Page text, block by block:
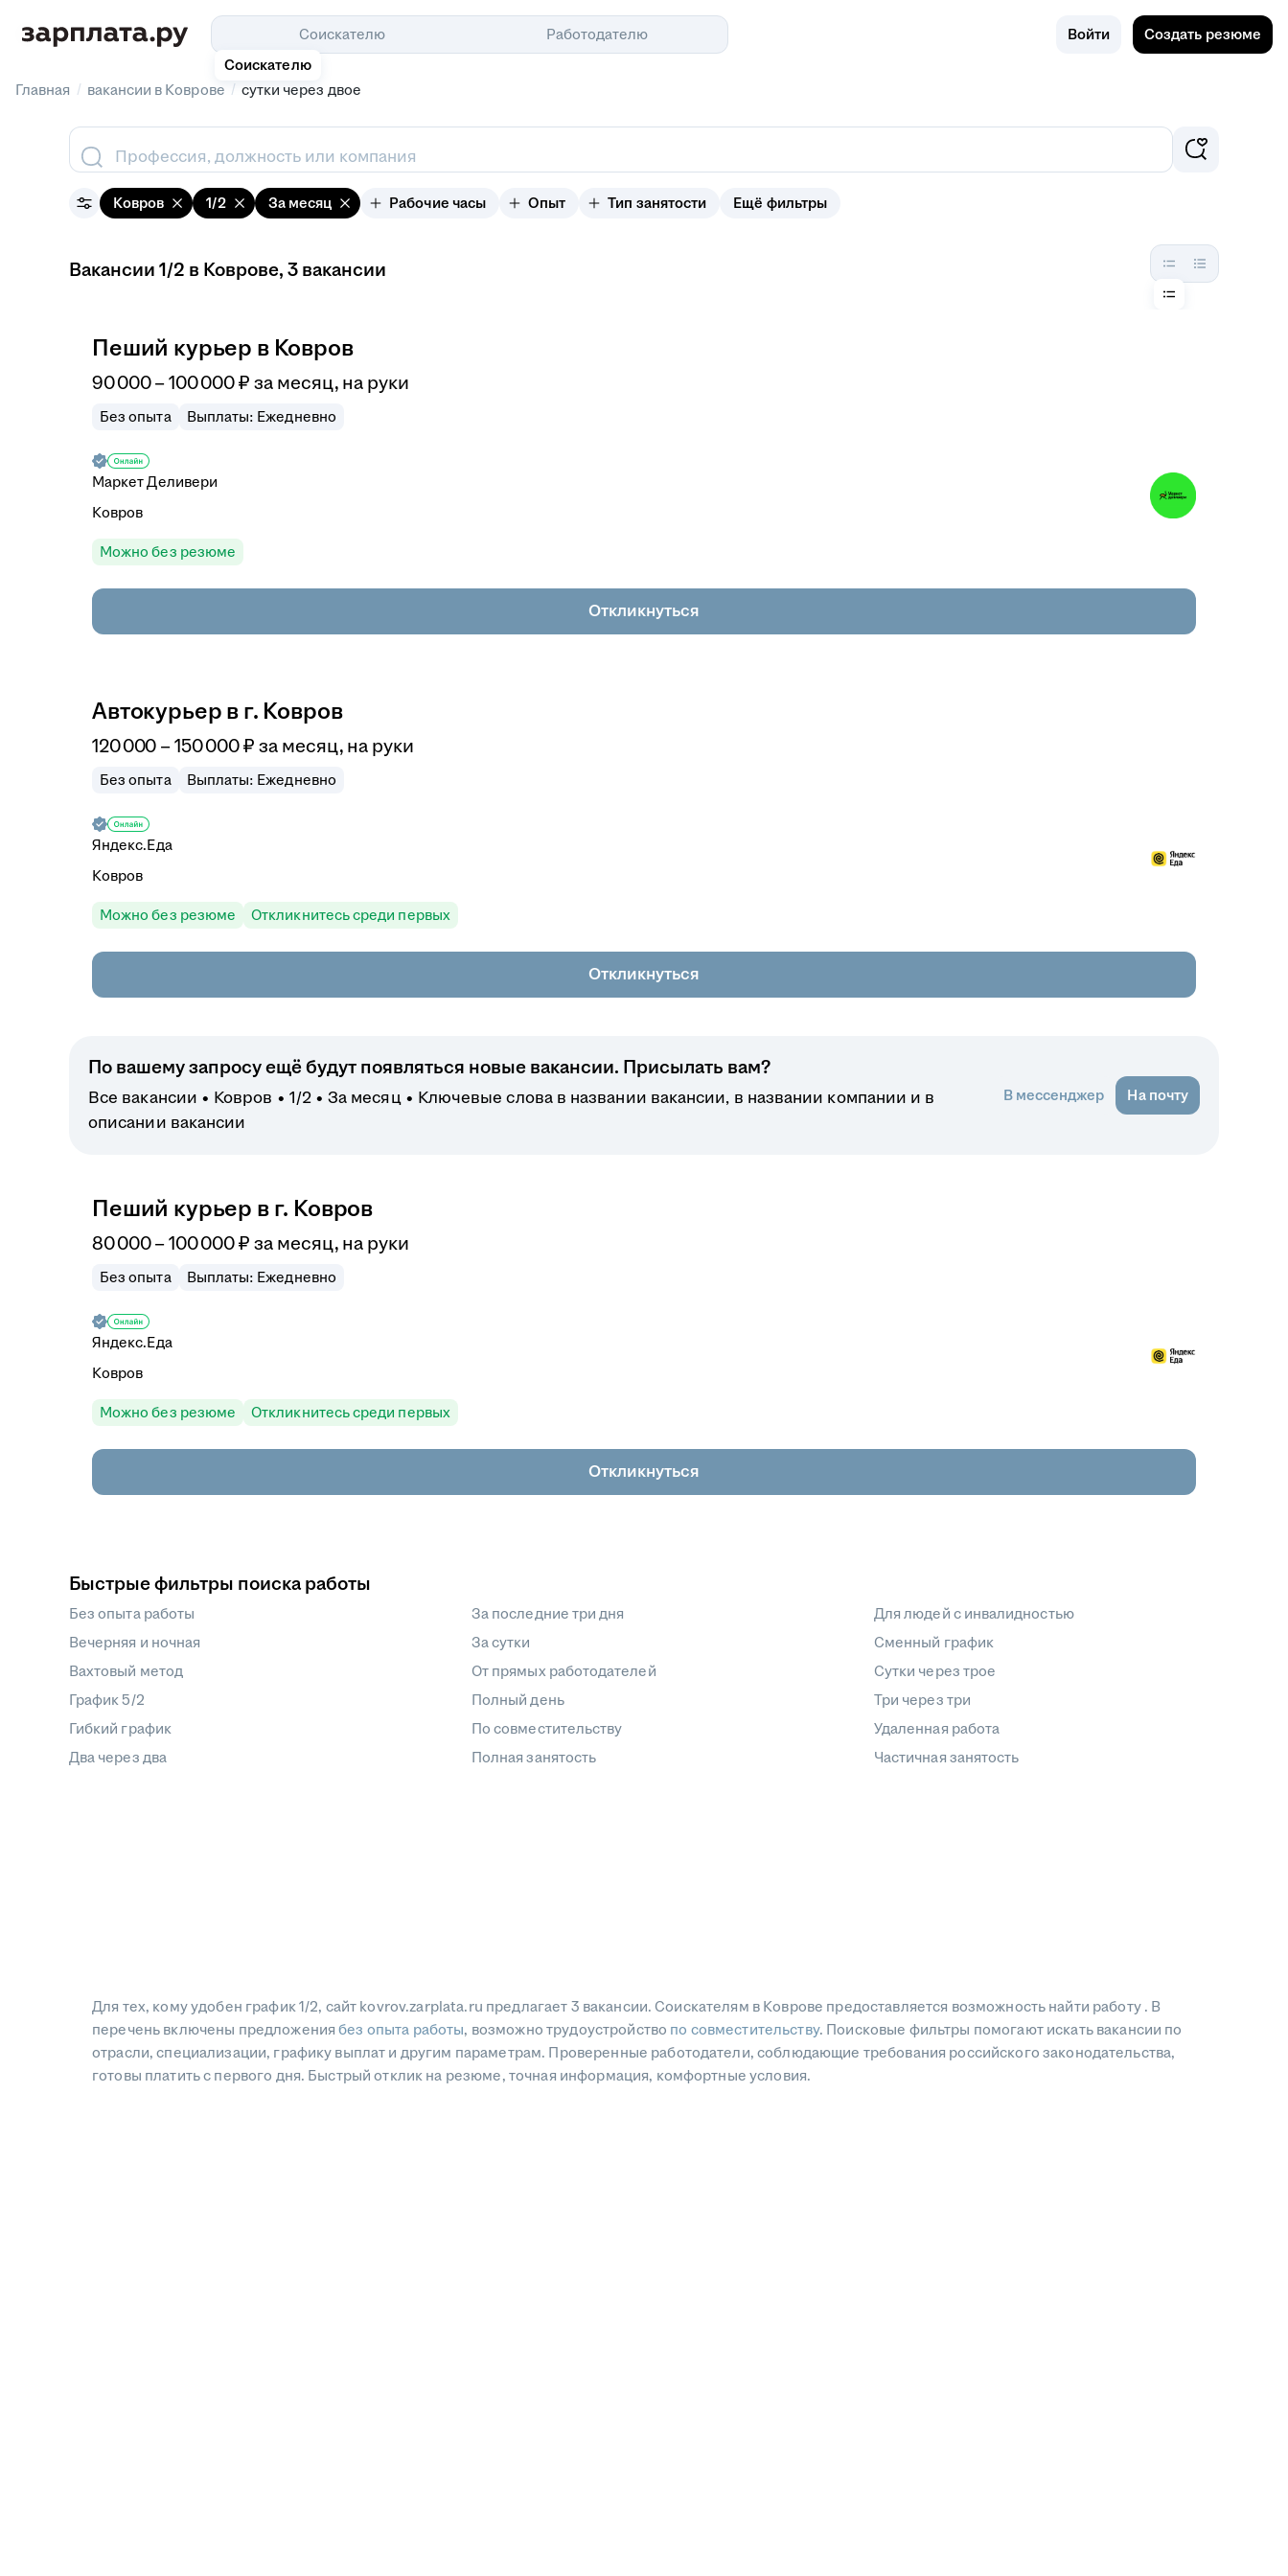
Соискателю
Соискателю
Работодателю Войти Создать резюме
Главная / вакансии в Коврове / сутки через двое
Профессия, должность или компания
Ковров 1/2 За месяц Рабочие часы Опыт Тип занятости Ещё фильтры
Вакансии 1/2 в Коврове, 3 вакансии
Пеший курьер в Ковров
90 000–100 000₽ за месяц, на руки
Без опыта Выплаты: Ежедневно
Маркет Деливери
Ковров
Можно без резюме
Откликнуться
Автокурьер в г. Ковров
120 000 –150 000₽ за месяц, на руки
Без опыта Выплаты: Ежедневно
Яндекс.Еда
Ковров
Можно без резюме Откликнитесь среди первых
Откликнуться
По вашему запросу ещё будут появляться новые вакансии. Присылать вам?
Все вакансии Ковров 1/2 За месяц
Ключевые слова в названии вакансии, в названии компании и в
описании вакансии
В мессенджер На почту
Пеший курьер в г. Ковров
80 000–100 000₽ за месяц, на руки
Без опыта Выплаты: Ежедневно
Яндекс.Еда
Ковров
Можно без резюме Откликнитесь среди первых
Откликнуться
Быстрые фильтры поиска работы
Без опыта работы
Вечерняя и ночная
Вахтовый метод
График 5/2
Гибкий график
Два через два
За последние три дня
За сутки
От прямых работодателей
Полный день
По совместительству
Полная занятость
Для людей с инвалидностью
Сменный график
Сутки через трое
Три через три
Удаленная работа
Частичная занятость
Для тех, кому удобен график 1/2, сайт kovrov.zarplata.ru предлагает 3 вакансии. Соискателям в Коврове предоставляется возможность найти работу . В
перечень включены предложениябез опыта работы, возможно трудоустройство по совместительству. Поисковые фильтры помогают искать вакансии по
отрасли, специализации, графику выплат и другим параметрам. Проверенные работодатели, соблюдающие требования российского законодательства,
готовы платить с первого дня. Быстрый отклик на резюме, точная информация, комфортные условия.